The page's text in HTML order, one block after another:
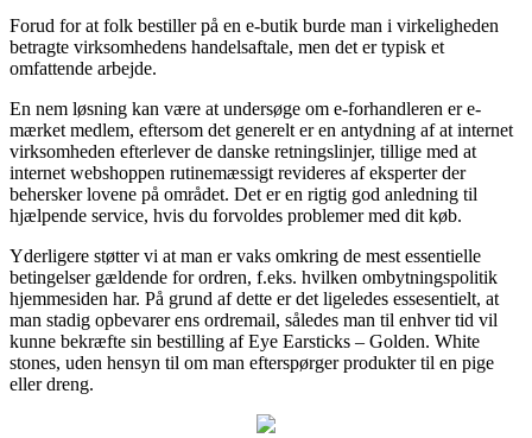
Forud for at folk bestiller på en e-butik burde man i virkeligheden
betragte virksomhedens handelsaftale, men det er typisk et
omfattende arbejde.
En nem løsning kan være at undersøge om e-forhandleren er e-
mærket medlem, eftersom det generelt er en antydning af at internet
virksomheden efterlever de danske retningslinjer, tillige med at
internet webshoppen rutinemæssigt revideres af eksperter der
behersker lovene på området. Det er en rigtig god anledning til
hjælpende service, hvis du forvoldes problemer med dit køb.
Yderligere støtter vi at man er vaks omkring de mest essentielle
betingelser gældende for ordren, f.eks. hvilken ombytningspolitik
hjemmesiden har. På grund af dette er det ligeledes essesentielt, at
man stadig opbevarer ens ordremail, således man til enhver tid vil
kunne bekræfte sin bestilling af Eye Earsticks – Golden. White
stones, uden hensyn til om man efterspørger produkter til en pige
eller dreng.